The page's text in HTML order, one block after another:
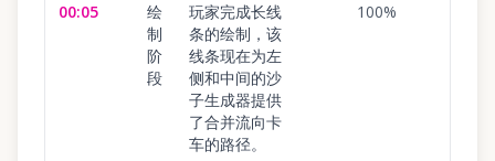
00:05
绘
制
阶
段
玩家完成长线
条的绘制，该
线条现在为左
侧和中间的沙
子生成器提供
了合并流向卡
车的路径。
100%